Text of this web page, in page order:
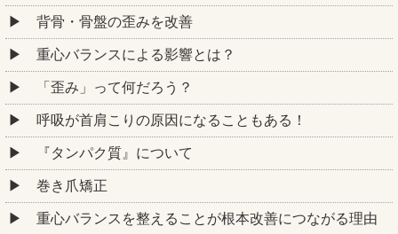
背骨・骨盤の歪みを改善
重心バランスによる影響とは？
「歪み」って何だろう？
呼吸が首肩こりの原因になることもある！
『タンパク質』について
巻き爪矯正
重心バランスを整えることが根本改善につながる理由